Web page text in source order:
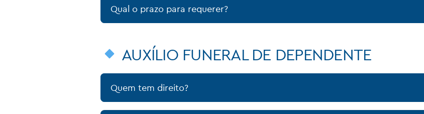
Qual o prazo para requerer?
AUXÍLIO FUNERAL DE DEPENDENTE
Quem tem direito?